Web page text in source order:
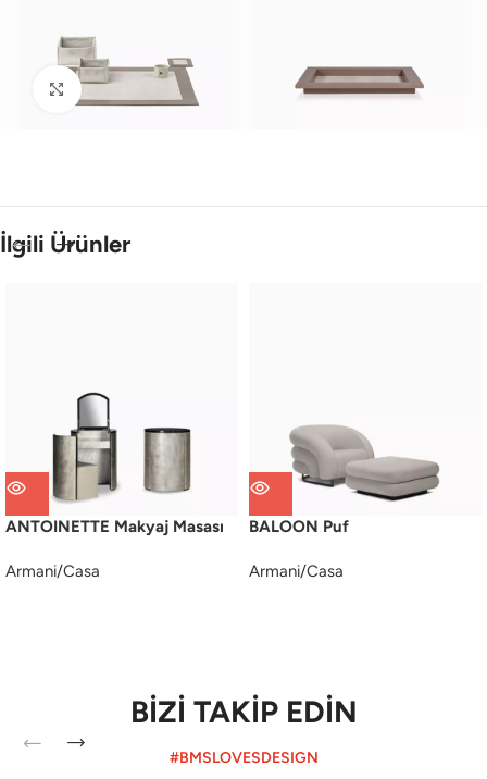
Büyütmek için tıklayın
İlgili Ürünler
ANTOINETTE Makyaj Masası
Armani/Casa
BALOON Puf
Armani/Casa
BİZİ TAKİP EDİN
#BMSLOVESDESIGN